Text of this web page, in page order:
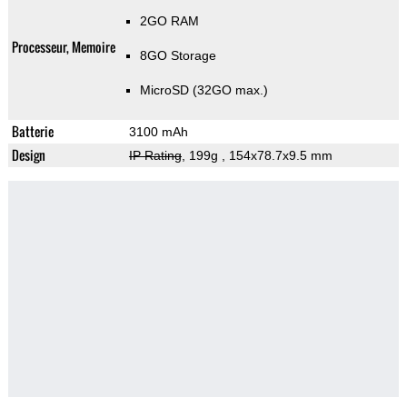
Processeur, Memoire
2GO RAM
8GO Storage
MicroSD (32GO max.)
Batterie 3100 mAh
Design IP Rating, 199g , 154x78.7x9.5 mm